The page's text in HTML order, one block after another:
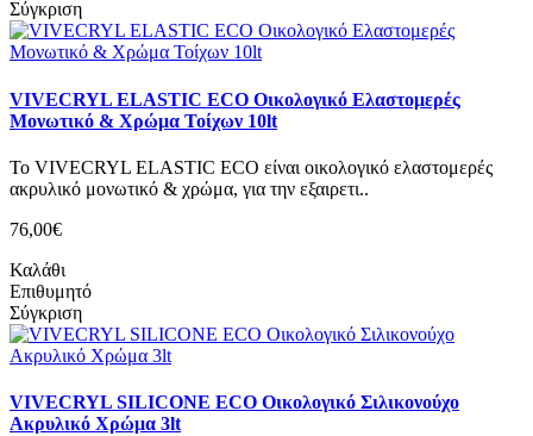
Σύγκριση
VIVECRYL ELASTIC ECO Οικολογικό Ελαστομερές
Μονωτικό & Χρώμα Τοίχων 10lt
Το VIVECRYL ELASTIC ECO είναι οικολογικό ελαστομερές
ακρυλικό μονωτικό & χρώμα, για την εξαιρετι..
76,00€
Καλάθι
Επιθυμητό
Σύγκριση
VIVECRYL SILICONE ECO Οικολογικό Σιλικονούχο
Ακρυλικό Χρώμα 3lt